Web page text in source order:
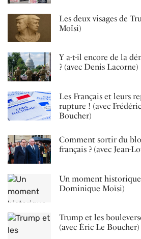
Les deux visages de
Moïsi)
Y a-t-il encore de la
? (avec Denis Lacorne)
Les Français et leurs
rupture ! (avec
Boucher)
Comment sortir du
français ? (avec Jean-
Un moment historique
Dominique Moïsi)
Trump et les
(avec Éric Le Boucher)